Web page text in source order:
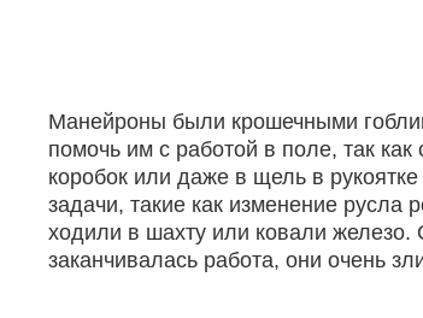
Манейроны были крошечными
помочь им с работой в поле, так
коробок или даже в щель в
задачи, такие как изменение
ходили в шахту или ковали железо.
заканчивалась работа, они очень